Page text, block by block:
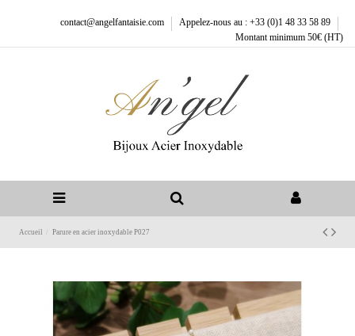
contact@angelfantaisie.com
Appelez-nous au : +33 (0)1 48 33 58 89
Montant minimum 50€ (HT)
Accueil Parure en acier inoxydable P027